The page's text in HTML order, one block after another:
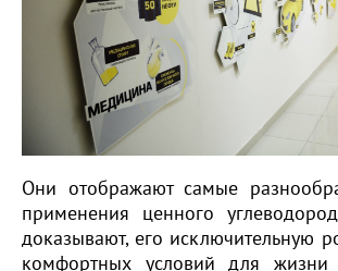
Они отображают самые
применения ценного
доказывают, его исключительную
комфортных условий для жизни